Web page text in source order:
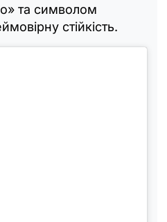
та символом
стійкість.